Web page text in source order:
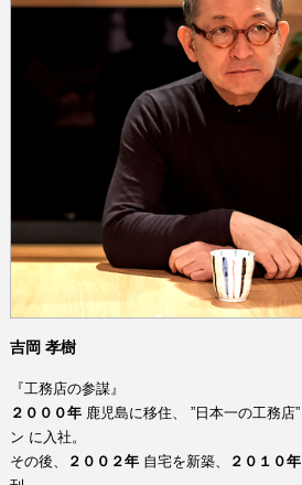
吉岡 孝樹
『工務店の参謀』
２０００年 鹿児島に移住、 ”日本一の工務店”
ン に入社。
その後、
２００２年 自宅を新築、 ２０１０年